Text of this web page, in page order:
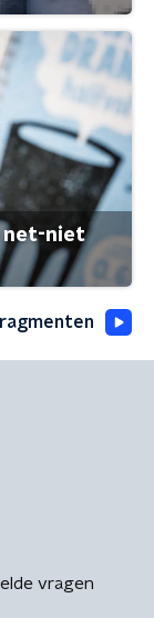
net-niet
vragen